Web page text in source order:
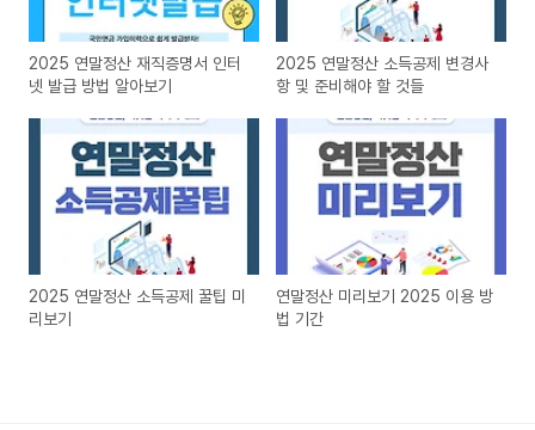
2025 연말정산 재직증명서 인터
넷 발급 방법 알아보기
2025 연말정산 소득공제 변경사
항 및 준비해야 할 것들
2025 연말정산 소득공제 꿀팁 미
리보기
연말정산 미리보기 2025 이용 방
법 기간